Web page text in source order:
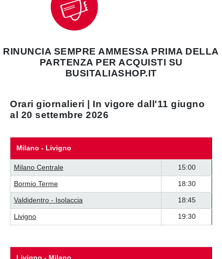
RINUNCIA SEMPRE AMMESSA PRIMA DELLA
PARTENZA PER ACQUISTI SU
BUSITALIASHOP.IT
Orari giornalieri | In vigore dall'11 giugno
al 20 settembre 2026
Milano - Livigno
Milano Centrale 15:00
Bormio Terme 18:30
Valdidentro - Isolaccia 18:45
Livigno 19:30